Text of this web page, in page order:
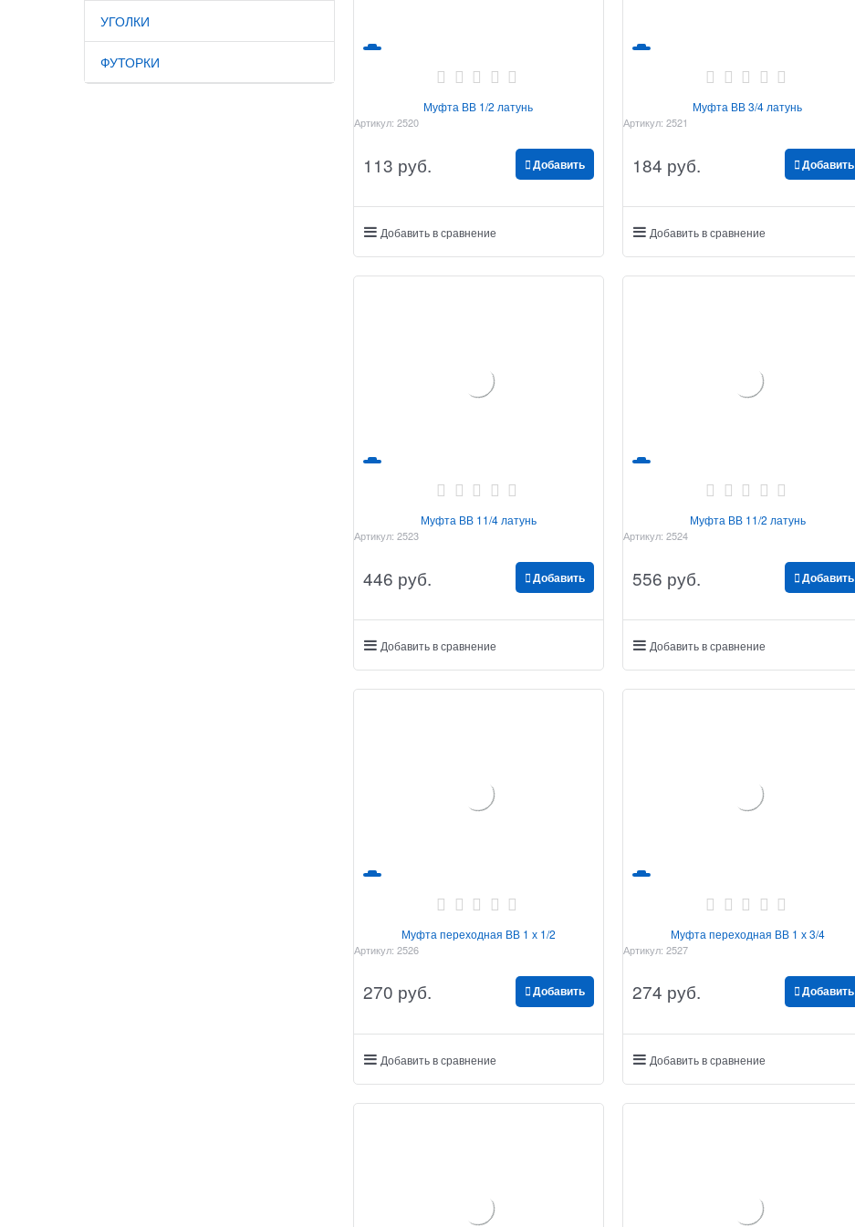
УГОЛКИ
ФУТОРКИ
Муфта ВВ 1/2 латунь
Артикул: 2520
113 руб. Добавить
Добавить в сравнение
Муфта ВВ 3/4 латунь
Артикул: 2521
184 руб. Добавить
Добавить в сравнение
Муфта ВВ 11/4 латунь
Артикул: 2523
446 руб. Добавить
Добавить в сравнение
Муфта ВВ 11/2 латунь
Артикул: 2524
556 руб. Добавить
Добавить в сравнение
Муфта переходная ВВ 1 х 1/2
Артикул: 2526
270 руб. Добавить
Добавить в сравнение
Муфта переходная ВВ 1 х 3/4
Артикул: 2527
274 руб. Добавить
Добавить в сравнение